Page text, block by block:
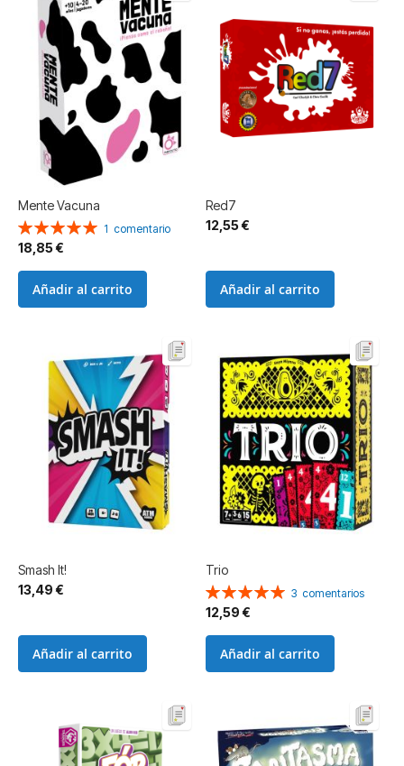
Mente Vacuna
Valoración:
100%
1 comentario
18,85 €
Añadir al carrito
Red7
12,55 €
Añadir al carrito
Smash It!
13,49 €
Añadir al carrito
Trio
Valoración:
100%
3 comentarios
12,59 €
Añadir al carrito